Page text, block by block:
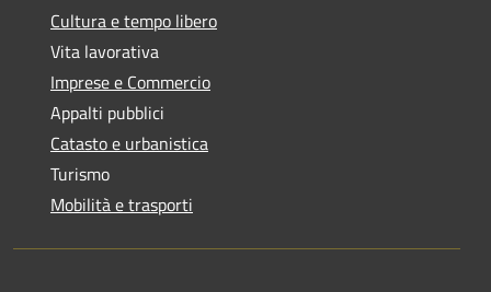
Cultura e tempo libero
Vita lavorativa
Imprese e Commercio
Appalti pubblici
Catasto e urbanistica
Turismo
Mobilità e trasporti